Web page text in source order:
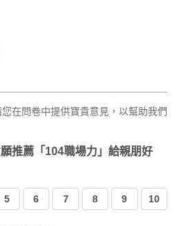
在問卷中提供寶貴意見，以幫助我們
推薦「104職場力」給親朋好
5 6 7 8 9 10